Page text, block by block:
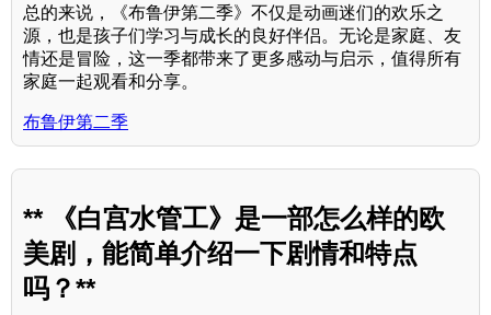
总的来说，《布鲁伊第二季》不仅是动画迷们的欢乐之
源，也是孩子们学习与成长的良好伴侣。无论是家庭、友
情还是冒险，这一季都带来了更多感动与启示，值得所有
家庭一起观看和分享。
布鲁伊第二季
** 《白宫水管工》是一部怎么样的欧
美剧，能简单介绍一下剧情和特点
吗？**